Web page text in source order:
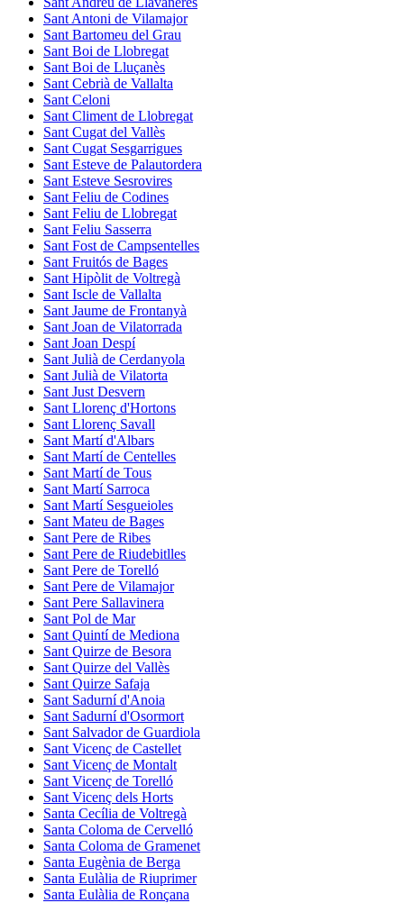
Sant Antoni de Vilamajor
Sant Bartomeu del Grau
Sant Boi de Llobregat
Sant Boi de Lluçanès
Sant Cebrià de Vallalta
Sant Celoni
Sant Climent de Llobregat
Sant Cugat del Vallès
Sant Cugat Sesgarrigues
Sant Esteve de Palautordera
Sant Esteve Sesrovires
Sant Feliu de Codines
Sant Feliu de Llobregat
Sant Feliu Sasserra
Sant Fost de Campsentelles
Sant Fruitós de Bages
Sant Hipòlit de Voltregà
Sant Iscle de Vallalta
Sant Jaume de Frontanyà
Sant Joan de Vilatorrada
Sant Joan Despí
Sant Julià de Cerdanyola
Sant Julià de Vilatorta
Sant Just Desvern
Sant Llorenç d'Hortons
Sant Llorenç Savall
Sant Martí d'Albars
Sant Martí de Centelles
Sant Martí de Tous
Sant Martí Sarroca
Sant Martí Sesgueioles
Sant Mateu de Bages
Sant Pere de Ribes
Sant Pere de Riudebitlles
Sant Pere de Torelló
Sant Pere de Vilamajor
Sant Pere Sallavinera
Sant Pol de Mar
Sant Quintí de Mediona
Sant Quirze de Besora
Sant Quirze del Vallès
Sant Quirze Safaja
Sant Sadurní d'Anoia
Sant Sadurní d'Osormort
Sant Salvador de Guardiola
Sant Vicenç de Castellet
Sant Vicenç de Montalt
Sant Vicenç de Torelló
Sant Vicenç dels Horts
Santa Cecília de Voltregà
Santa Coloma de Cervelló
Santa Coloma de Gramenet
Santa Eugènia de Berga
Santa Eulàlia de Riuprimer
Santa Eulàlia de Ronçana